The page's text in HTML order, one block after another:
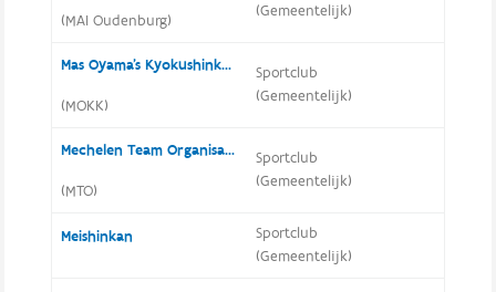
(MAI Oudenburg)
(Gemeentelijk)
Mas Oyama's Kyokushinkai Karate Vosselaar
(MOKK)
Sportclub
(Gemeentelijk)
Mechelen Team Organisatie
(MTO)
Sportclub
(Gemeentelijk)
Meishinkan
Sportclub
(Gemeentelijk)